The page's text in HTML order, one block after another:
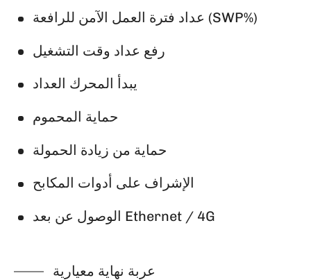
عداد فترة العمل الآمن للرافعة (SWP%)
رفع عداد وقت التشغيل
يبدأ المحرك العداد
حماية المحموم
حماية من زيادة الحمولة
الإشراف على أدوات المكابح
الوصول عن بعد Ethernet / 4G
عربة نهاية معيارية